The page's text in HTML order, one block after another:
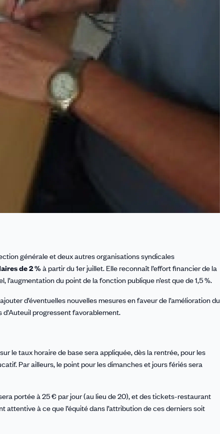
générale et deux autres organisations syndicales
de 2 %à partir du 1er juillet. Elle reconnaît l’effort financier de la
du point de la fonction publique n’est que de 1,5 %.
d’éventuelles nouvelles mesures en faveur de l’amélioration du
d’Auteuil progressent favorablement.
le taux horaire de base sera appliquée, dès la rentrée, pour les
Par ailleurs, le point pour les dimanches et jours fériés sera
portée à 25 € par jour (au lieu de 20), et des tickets-restaurant
attentive à ce que l’équité dans l’attribution de ces derniers soit